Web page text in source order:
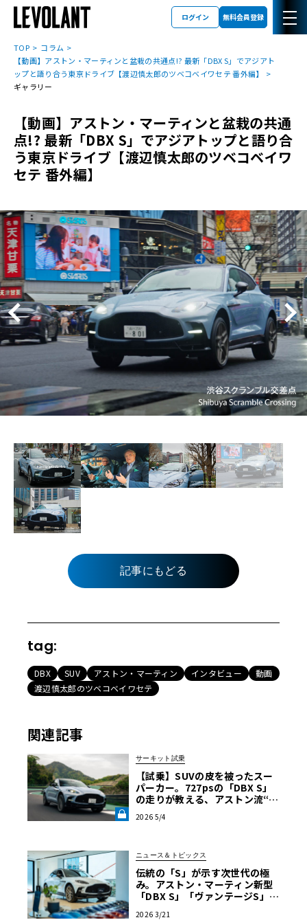
ログイン 無料会員登録
TOP
コラム
【動画】アストン・マーティンと盆栽の共通点!? 最新「DBX S」でアジアト
ップと語り合う東京ドライブ【渡辺慎太郎のツベコベイワセテ 番外編】
ギャラリー
【動画】アストン・マーティンと盆栽の共通
点!? 最新「DBX S」でアジアトップと語り合
う東京ドライブ【渡辺慎太郎のツベコベイワ
セテ 番外編】
記事にもどる
tag:
DBX SUV アストン・マーティン インタビュー
動画
渡辺慎太郎のツベコベイワセテ
関連記事
サーキット試乗
【試乗】SUVの皮を被ったスー
パーカー。727psの「DBX S」
の走りが教える、アストン流“真
B》
2026 5/4
ニュース＆トピックス
伝統の「S」が示す次世代の極
み。アストン・マーティン新型
「DBX S」「ヴァンテージS」が
2026 3/21